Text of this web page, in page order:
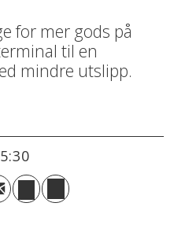
for mer gods på
til en
mindre utslipp.